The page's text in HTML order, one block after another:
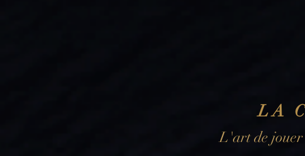
LA
L'art de jouer